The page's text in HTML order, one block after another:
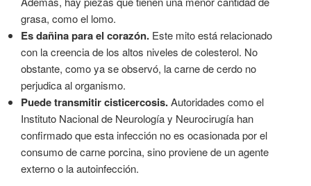
grasa, como el lomo.
Es dañina para el corazón. Este mito está relacionado
con la creencia de los altos niveles de colesterol. No
obstante, como ya se observó, la carne de cerdo no
perjudica al organismo.
Puede transmitir cisticercosis.Autoridades como el
Instituto Nacional de Neurología y Neurocirugía han
confirmado que esta infección no es ocasionada por el
consumo de carne porcina, sino proviene de un agente
externo o la autoinfección.